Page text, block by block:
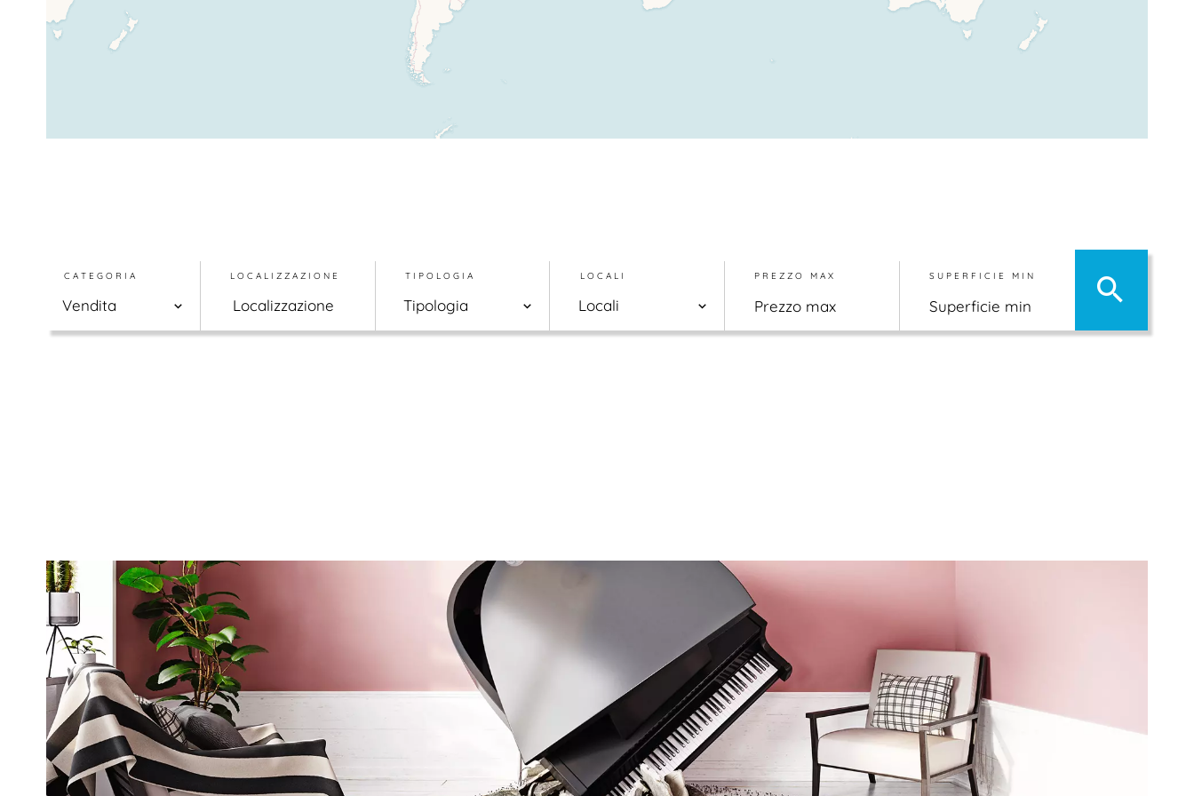
CATEGORIA
Vendita
LOCALIZZAZIONE
Localizzazione
TIPOLOGIA
Tipologia
LOCALI
Locali
PREZZO MAX SUPERFICIE MIN